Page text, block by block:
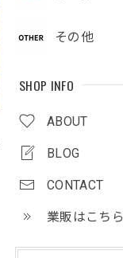
その他
SHOP INFO
ABOUT
BLOG
CONTACT
業販はこちら